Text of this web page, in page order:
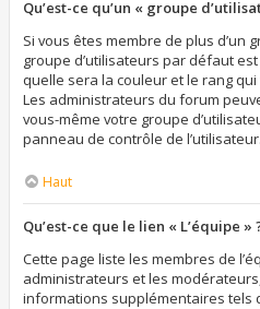
Qu’est-ce qu’un « groupe
Si vous êtes membre de plus d’un
groupe d’utilisateurs par défaut
quelle sera la couleur et le rang
Les administrateurs du forum
vous-même votre groupe
panneau de contrôle de l’utilisateur.
Haut
Qu’est-ce que le lien « L’équipe »
Cette page liste les membres de
administrateurs et les
informations supplémentaires tels